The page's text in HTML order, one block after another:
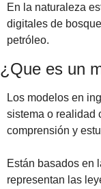
En la naturaleza
digitales de
petróleo.
¿Que es un
Los modelos en
sistema o realidad
comprensión y
Están basados en
representan las